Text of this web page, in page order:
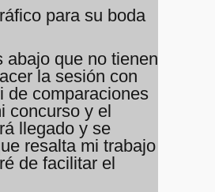
para su boda
abajo que no tienen
la sesión con
de comparaciones
concurso y el
llegado y se
resalta mi trabajo
de facilitar el